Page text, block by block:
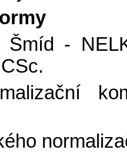
Šmíd -